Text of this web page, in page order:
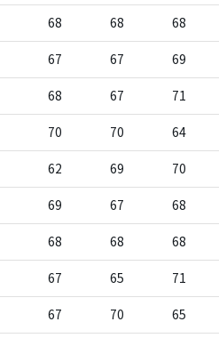
68 68 68
67 67 69
68 67 71
70 70 64
62 69 70
69 67 68
68 68 68
67 65 71
67 70 65